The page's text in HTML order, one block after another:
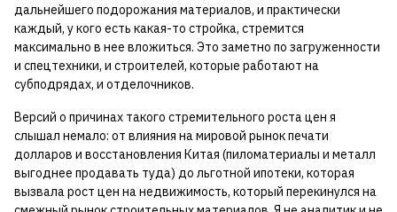
дальнейшего подорожания материалов, и практически
каждый, у кого есть какая-то стройка, стремится
максимально в нее вложиться. Это заметно по загруженности
и спецтехники, и строителей, которые работают на
субподрядах, и отделочников.
Версий о причинах такого стремительного роста цен я
слышал немало: от влияния на мировой рынок печати
долларов и восстановления Китая (пиломатериалы и металл
выгоднее продавать туда) до льготной ипотеки, которая
вызвала рост цен на недвижимость, который перекинулся на